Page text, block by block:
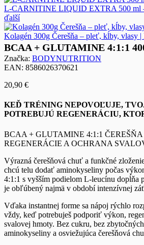
L-CARNITINE LIQUID EXTRA 500 ml
ďalší
Kolagén 300g Čerešňa – pleť, kĺby, vlasy
BCAA + GLUTAMINE 4:1:1
Značka: BODYNUTRITION
EAN: 8586026370621
20,90 €
KEĎ TRÉNING NEPOVOĽUJE,
POTREBUJÚ REGENERÁCIU,
BCAA + GLUTAMINE 4:1:1 ČEREŠŇA
REGENERÁCIE A OCHRANA
Výrazná čerešňová chuť a funkčné
chcú telu dodať aminokyseliny počas
4:1:1 s vyšším podielom L-leucínu dopĺňa
je obľúbený najmä v období intenzívnej
Vďaka instantnej forme sa nápoj rýchlo
vždy, keď potrebuješ podporiť výkon,
svalovej hmoty. Bez cukru, bez
aminokyseliny a osviežujúca čerešňová